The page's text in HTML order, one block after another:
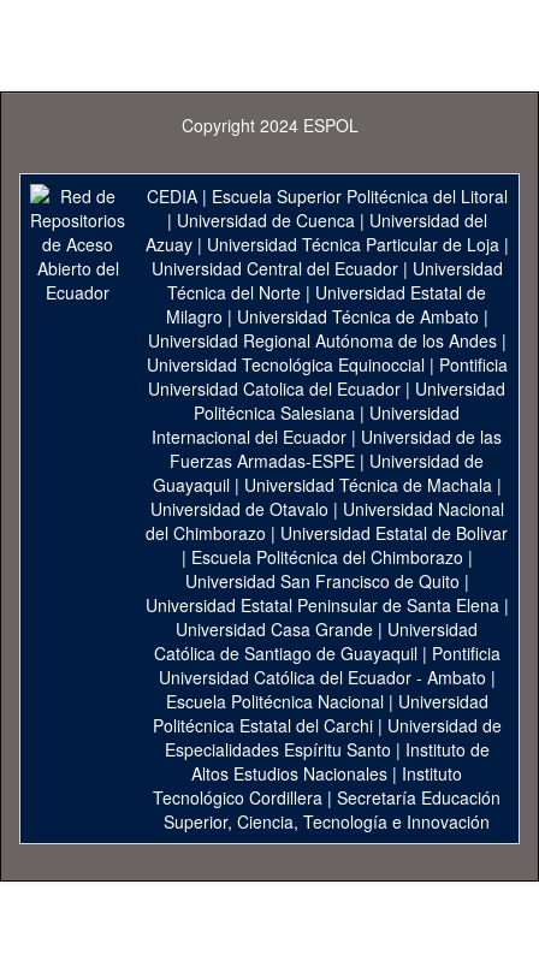
Copyright 2024 ESPOL
CEDIA| Escuela Superior Politécnica del Litoral
| Universidad de Cuenca| Universidad del
Azuay| Universidad Técnica Particular de Loja|
Universidad Central del Ecuador| Universidad
Técnica del Norte | Universidad Estatal de
Milagro | Universidad Técnica de Ambato |
Universidad Regional Autónoma de los Andes|
Universidad Tecnológica Equinoccial| Pontificia
Universidad Catolica del Ecuador | Universidad
Politécnica Salesiana | Universidad
Internacional del Ecuador | Universidad de las
Fuerzas Armadas-ESPE | Universidad de
Guayaquil| Universidad Técnica de Machala|
Universidad de Otavalo | Universidad Nacional
del Chimborazo | Universidad Estatal de Bolivar
| Escuela Politécnica del Chimborazo |
Universidad San Francisco de Quito |
Universidad Estatal Peninsular de Santa Elena|
Universidad Casa Grande | Universidad
Católica de Santiago de Guayaquil| Pontificia
Universidad Católica del Ecuador - Ambato |
Escuela Politécnica Nacional| Universidad
Politécnica Estatal del Carchi| Universidad de
Especialidades Espíritu Santo | Instituto de
Altos Estudios Nacionales | Instituto
Tecnológico Cordillera | Secretaría Educación
Superior, Ciencia, Tecnología e Innovación